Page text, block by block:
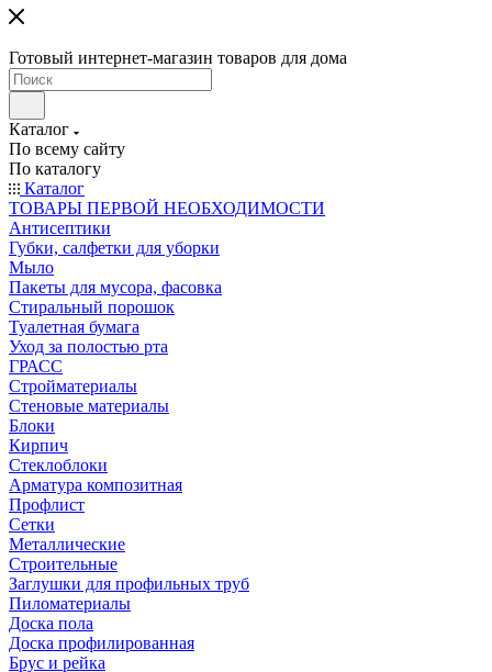
Готовый интернет-магазин товаров для дома
Каталог
По всему сайту
По каталогу
Каталог
ТОВАРЫ ПЕРВОЙ НЕОБХОДИМОСТИ
Антисептики
Губки, салфетки для уборки
Мыло
Пакеты для мусора, фасовка
Стиральный порошок
Туалетная бумага
Уход за полостью рта
ГРАСС
Стройматериалы
Стеновые материалы
Блоки
Кирпич
Стеклоблоки
Арматура композитная
Профлист
Сетки
Металлические
Строительные
Заглушки для профильных труб
Пиломатериалы
Доска пола
Доска профилированная
Брус и рейка